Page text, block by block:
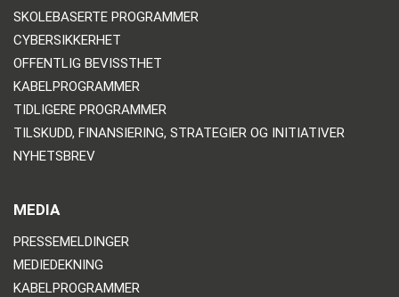
SKOLEBASERTE PROGRAMMER
CYBERSIKKERHET
OFFENTLIG BEVISSTHET
KABELPROGRAMMER
TIDLIGERE PROGRAMMER
TILSKUDD, FINANSIERING, STRATEGIER OG INITIATIVER
NYHETSBREV
MEDIA
PRESSEMELDINGER
MEDIEDEKNING
KABELPROGRAMMER